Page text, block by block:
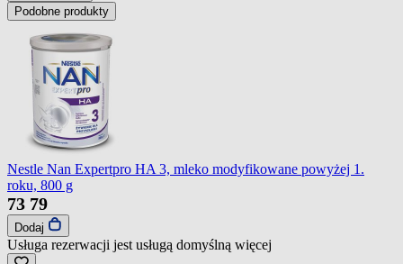
Podobne produkty
Nestle Nan Expertpro HA 3, mleko modyfikowane powyżej 1.
roku, 800 g
73 79
Dodaj
Usługa rezerwacji jest usługą domyślną więcej